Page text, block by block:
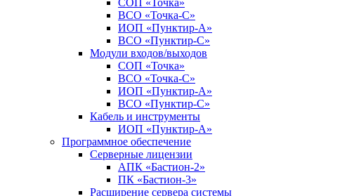
СОП «Точка»
ВСО «Точка-С»
ИОП «Пунктир-А»
ВСО «Пунктир-С»
Модули входов/выходов
СОП «Точка»
ВСО «Точка-С»
ИОП «Пунктир-А»
ВСО «Пунктир-С»
Кабель и инструменты
ИОП «Пунктир-А»
Программное обеспечение
Серверные лицензии
АПК «Бастион-2»
ПК «Бастион-3»
Расширение сервера системы